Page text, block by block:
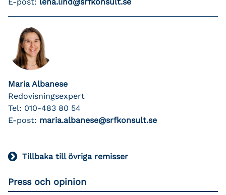
Maria Albanese
Redovisningsexpert
Tel: 010-483 80 54
E-post: maria.albanese@srfkonsult.se
Tillbaka till övriga remisser
Press och opinion